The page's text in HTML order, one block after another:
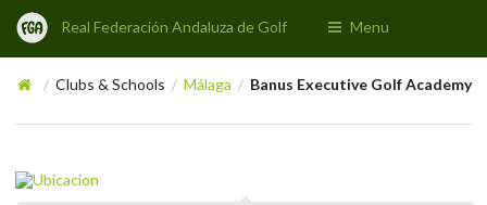
Real Federación Andaluza de Golf Menu
/ Clubs & Schools / Málaga / Banus Executive Golf Academy